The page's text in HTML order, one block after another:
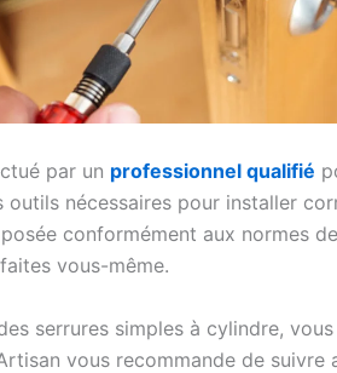
par un professionnel qualifié
nécessaires pour installer
conformément aux normes
vous-même.
serrures simples à cylindre,
vous recommande de